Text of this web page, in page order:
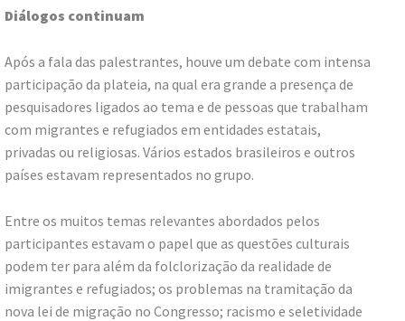
Diálogos continuam
Após a fala das palestrantes, houve um debate com intensa
participação da plateia, na qual era grande a presença de
pesquisadores ligados ao tema e de pessoas que trabalham
com migrantes e refugiados em entidades estatais,
privadas ou religiosas. Vários estados brasileiros e outros
países estavam representados no grupo.
Entre os muitos temas relevantes abordados pelos
participantes estavam o papel que as questões culturais
podem ter para além da folclorização da realidade de
imigrantes e refugiados; os problemas na tramitação da
nova lei de migração no Congresso; racismo e seletividade